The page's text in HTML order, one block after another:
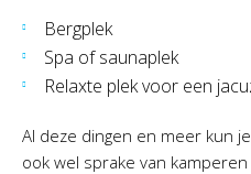
Bergplek
Spa of saunaplek
Relaxte plek voor een
Al deze dingen en meer kun
ook wel sprake van